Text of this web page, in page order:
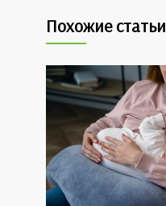
Похожие статьи